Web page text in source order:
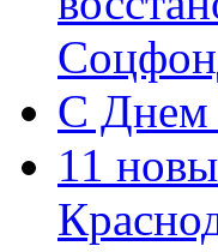
С Днем
11